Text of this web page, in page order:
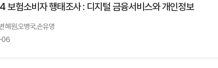
나 미국의 퇴직연금은 우리나라와 달리 높은 수익률을 기록하고 있는데 이는
결정하는 디폴트 옵션 제도에 힘입은 바가 크다. 또한 이들 국가들의 경우 저소득
공한다.
소결
는 영향을 실증적으로 분석하고, 이를 바탕으로 보장 체계 및 예방 정책에 대
용하여 디지털 기기 사용과 건강·학교생활 관련 지표 간의 관계를 살펴보았다.
, 정서적 불안정성, 사회성 저하, 교우 및 사제 관계 악화 등 다양한 부정적 영향
로 보장되어 실질적인 보장 공백이 존재하고, 학교폭력 피해에 대한 보장도 한
Ⅰ. 서론
선행연구
구 목적, 차별성 및 구성
보험소비자 행태조사 : 디지털 금융서비스와 개인정보
혜원,오병국,손유영